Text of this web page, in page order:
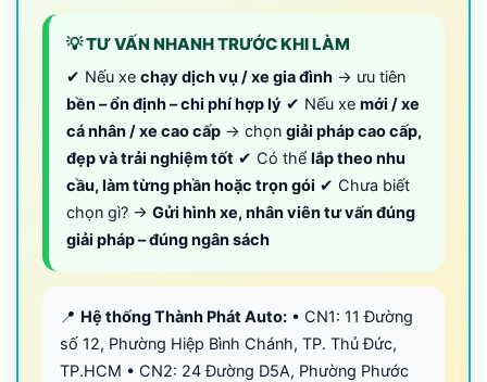
💡 TƯ VẤN NHANH TRƯỚC KHI LÀM
✔ Nếu xe chạy dịch vụ / xe gia đình → ưu tiên
bền – ổn định – chi phí hợp lý ✔ Nếu xe mới / xe
cá nhân / xe cao cấp → chọn giải pháp cao cấp,
đẹp và trải nghiệm tốt ✔ Có thể lắp theo nhu
cầu, làm từng phần hoặc trọn gói ✔ Chưa biết
chọn gì? → Gửi hình xe, nhân viên tư vấn đúng
giải pháp – đúng ngân sách
📍 Hệ thống Thành Phát Auto: • CN1: 11 Đường
số 12, Phường Hiệp Bình Chánh, TP. Thủ Đức,
TP.HCM • CN2: 24 Đường D5A, Phường Phước